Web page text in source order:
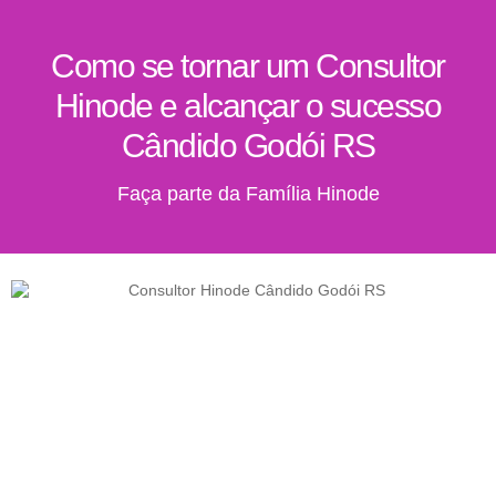
Como se tornar um Consultor
Hinode e alcançar o sucesso
Cândido Godói RS
Faça parte da Família Hinode